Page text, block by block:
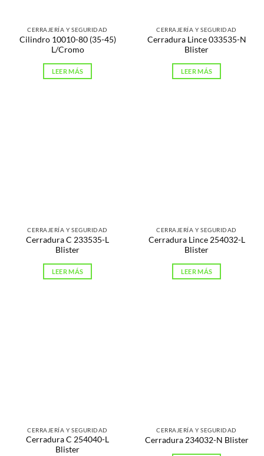
CERRAJERÍA Y SEGURIDAD
Cilindro 10010-80 (35-45)
L/Cromo
LEER MÁS
CERRAJERÍA Y SEGURIDAD
Cerradura Lince 033535-N
Blister
LEER MÁS
CERRAJERÍA Y SEGURIDAD
Cerradura C 233535-L
Blister
LEER MÁS
CERRAJERÍA Y SEGURIDAD
Cerradura Lince 254032-L
Blister
LEER MÁS
CERRAJERÍA Y SEGURIDAD
Cerradura C 254040-L
Blister
CERRAJERÍA Y SEGURIDAD
Cerradura 234032-N Blister